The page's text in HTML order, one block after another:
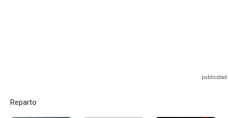
Reparto